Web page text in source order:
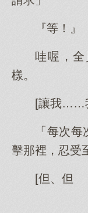
『等！』
哇喔，
樣。
[讓我……
「每次
擊那裡，忍受
[但、但